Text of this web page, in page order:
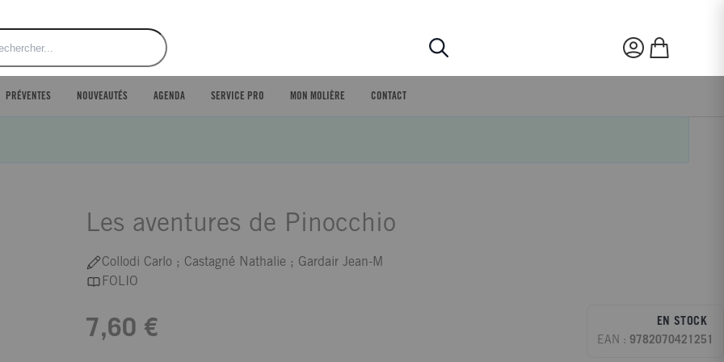
Rechercher
Mon compte
Mon panier
PRÉVENTES NOUVEAUTÉS AGENDA SERVICE PRO MON MOLIÈRE CONTACT
Les aventures de Pinocchio
Collodi Carlo ; Castagné Nathalie ; Gardair Jean-M
FOLIO
7,60 €
EN STOCK
EAN : 9782070421251